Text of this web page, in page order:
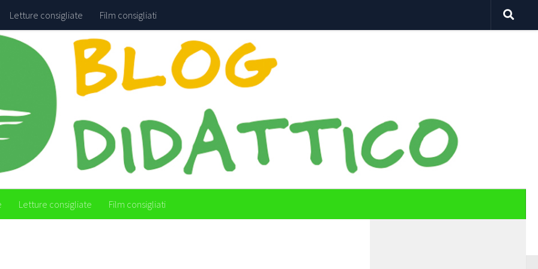
Letture consigliate Film consigliati
Letture consigliate Film consigliati